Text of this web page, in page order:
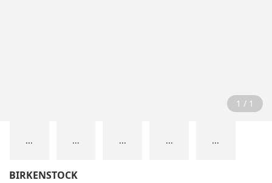
1 / 1
... ... ... ... ...
BIRKENSTOCK